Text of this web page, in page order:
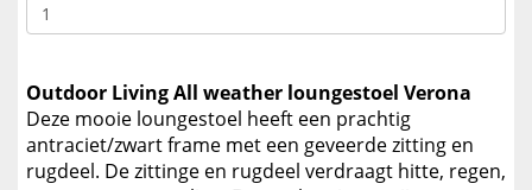
Outdoor Living All weather loungestoel Verona
Deze mooie loungestoel heeft een prachtig
antraciet/zwart frame met een geveerde zitting en
rugdeel. De zittinge en rugdeel verdraagt hitte, regen,